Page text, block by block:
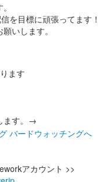
を目標に頑張ってます！
いします。
ます
ます。→
アカウント >>